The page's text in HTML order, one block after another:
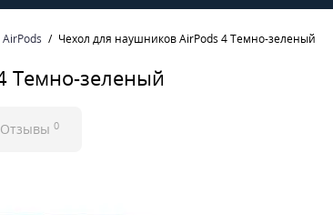
Чехол для наушников AirPods 4 Темно-зеленый
Темно-зеленый
Отзывы 0